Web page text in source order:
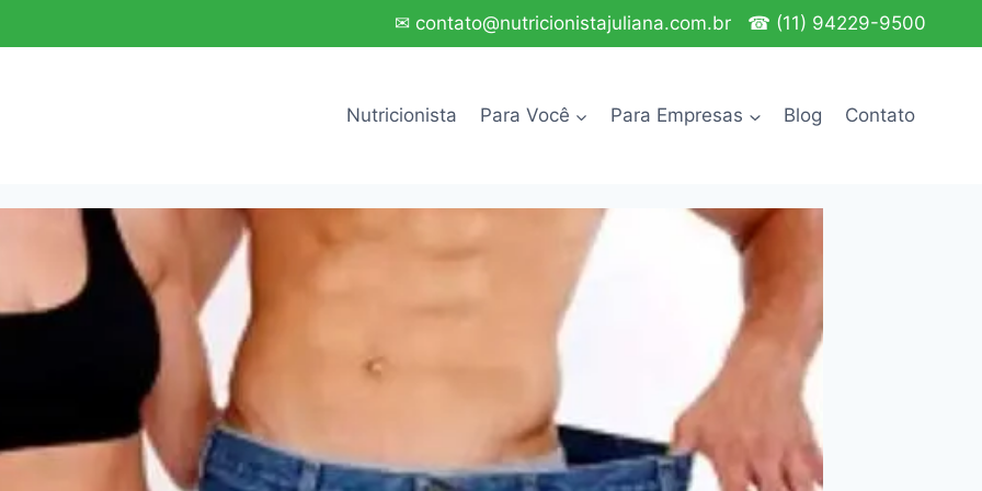
✉ contato@nutricionistajuliana.com.br ☎ (11) 94229-9500
Nutricionista Para Você Para Empresas Blog Contato